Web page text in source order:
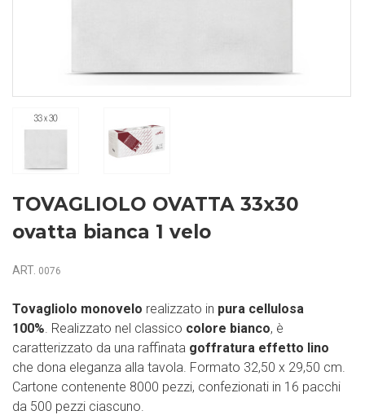
TOVAGLIOLO OVATTA 33x30
ovatta bianca 1 velo
ART. 0076
Tovagliolo monovelo realizzato in pura cellulosa
100%. Realizzato nel classico colore bianco, è
caratterizzato da una raffinata goffratura effetto lino
che dona eleganza alla tavola. Formato 32,50 x 29,50 cm.
Cartone contenente 8000 pezzi, confezionati in 16 pacchi
da 500 pezzi ciascuno.